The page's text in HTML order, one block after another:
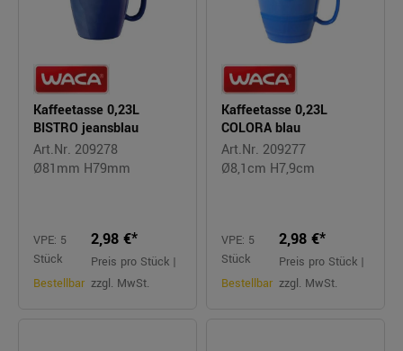
Kaffeetasse 0,23L
BISTRO jeansblau
Art.Nr. 209278
Ø81mm H79mm
VPE: 5
Stück
Bestellbar
2,98 €*
Preis pro Stück |
zzgl. MwSt.
Kaffeetasse 0,23L
COLORA blau
Art.Nr. 209277
Ø8,1cm H7,9cm
VPE: 5
Stück
Bestellbar
2,98 €*
Preis pro Stück |
zzgl. MwSt.